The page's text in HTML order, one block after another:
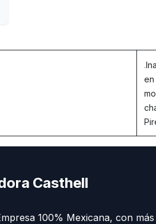
.
en
Casthell
100% Mexicana, con más